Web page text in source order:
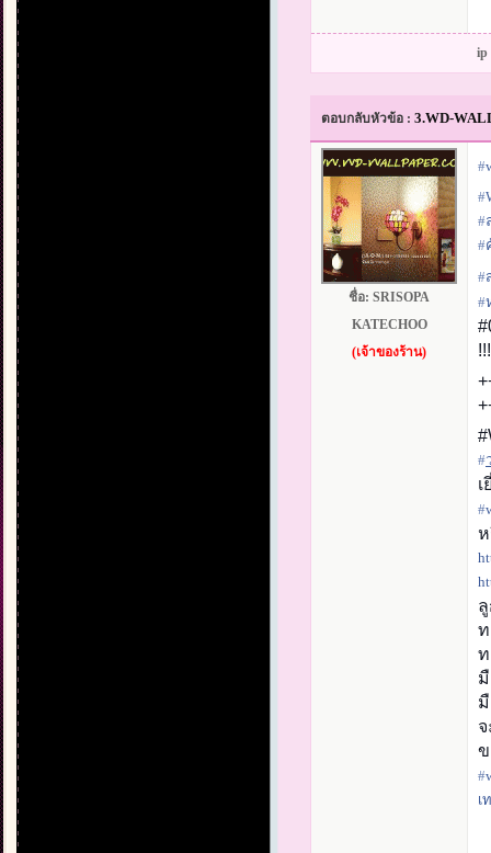
ตอบกลับหัวข้อ : 3.WD-
ชื่อ: SRISOPA
KATECHOO
(เจ้าของร้าน)
#‎
#‎
#‎
#‎
#‎
#‎
#‎
#‎
ห
ท
ท
#‎
เ